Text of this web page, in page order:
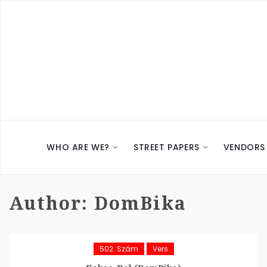
WHO ARE WE? STREET PAPERS VENDORS
Author: DomBika
502. Szám Vers